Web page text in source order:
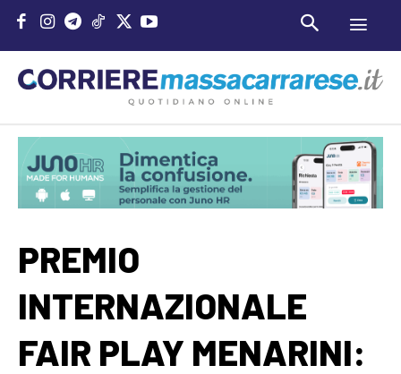
PREMIO
INTERNAZIONALE
FAIR PLAY MENARINI: